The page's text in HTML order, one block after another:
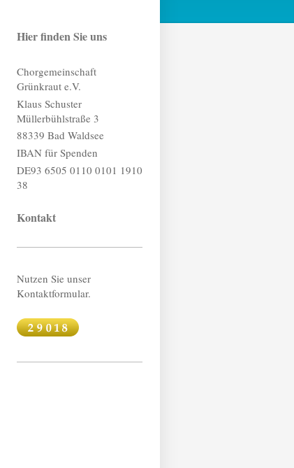
Hier finden Sie uns
Chorgemeinschaft
Grünkraut e.V.
Klaus Schuster
Müllerbühlstraße 3
88339 Bad Waldsee
IBAN für Spenden
DE93 6505 0110 0101 1910
38
Kontakt
Nutzen Sie unser
Kontaktformular.